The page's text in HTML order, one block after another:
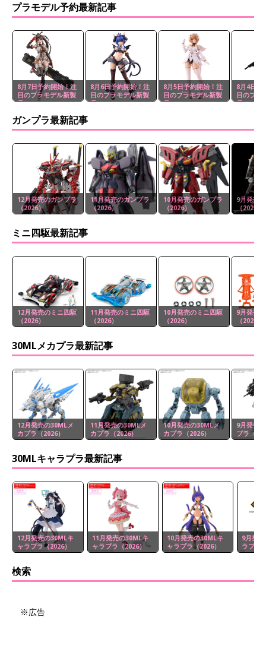
プラモデル予約最新記事
8月7日予約開始！注
目のプラモデル新製
品
8月6日予約開始！注
目のプラモデル新製
品
8月5日予約開始！注
目のプラモデル新製
品
8月4日予
目のプラ
品
ガンプラ最新記事
12月発売のガンプラ
（2026）
11月発売のガンプラ
（2026）
10月発売のガンプラ
（2026）
9月発売
（2026）
ミニ四駆最新記事
12月発売のミニ四駆
（2026）
11月発売のミニ四駆
（2026）
10月発売のミニ四駆
（2026）
9月発売
（2026）
30MLメカプラ最新記事
12月発売の30MLメ
カプラ（2026）
11月発売の30MLメ
カプラ（2026）
10月発売の30MLメ
カプラ（2026）
9月発売
プラ（
30MLキャラプラ最新記事
12月発売の30MLキ
ャラプラ（2026）
11月発売の30MLキ
ャラプラ（2026）
10月発売の30MLキ
ャラプラ（2026）
9月発
ラプラ
検索
※広告